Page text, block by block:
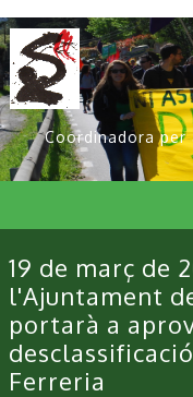
Vés
al
contingut
Coordinadora
User
Primary
links
19 de març de
l'Ajuntament
portarà a
Ferreria